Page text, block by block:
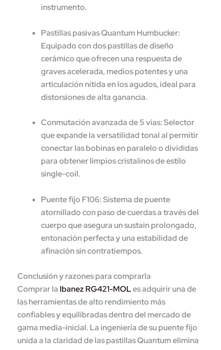
instrumento.
Pastillas pasivas Quantum Humbucker:
Equipado con dos pastillas de diseño
cerámico que ofrecen una respuesta de
graves acelerada, medios potentes y una
articulación nítida en los agudos, ideal para
distorsiones de alta ganancia.
Conmutación avanzada de 5 vías:Selector
que expande la versatilidad tonal al permitir
conectar las bobinas en paralelo o divididas
para obtener limpios cristalinos de estilo
single-coil.
Puente fijo F106:Sistema de puente
atornillado con paso de cuerdas a través del
cuerpo que asegura un sustain prolongado,
entonación perfecta y una estabilidad de
afinación sin contratiempos.
Conclusión y razones para comprarla
Comprar la Ibanez RG421-MOLes adquirir una de
las herramientas de alto rendimiento más
confiables y equilibradas dentro del mercado de
gama media-inicial. La ingeniería de su puente fijo
unida a la claridad de las pastillas Quantum elimina